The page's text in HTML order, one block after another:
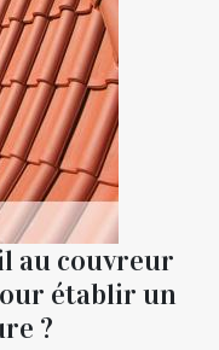
au couvreur
établir un
?